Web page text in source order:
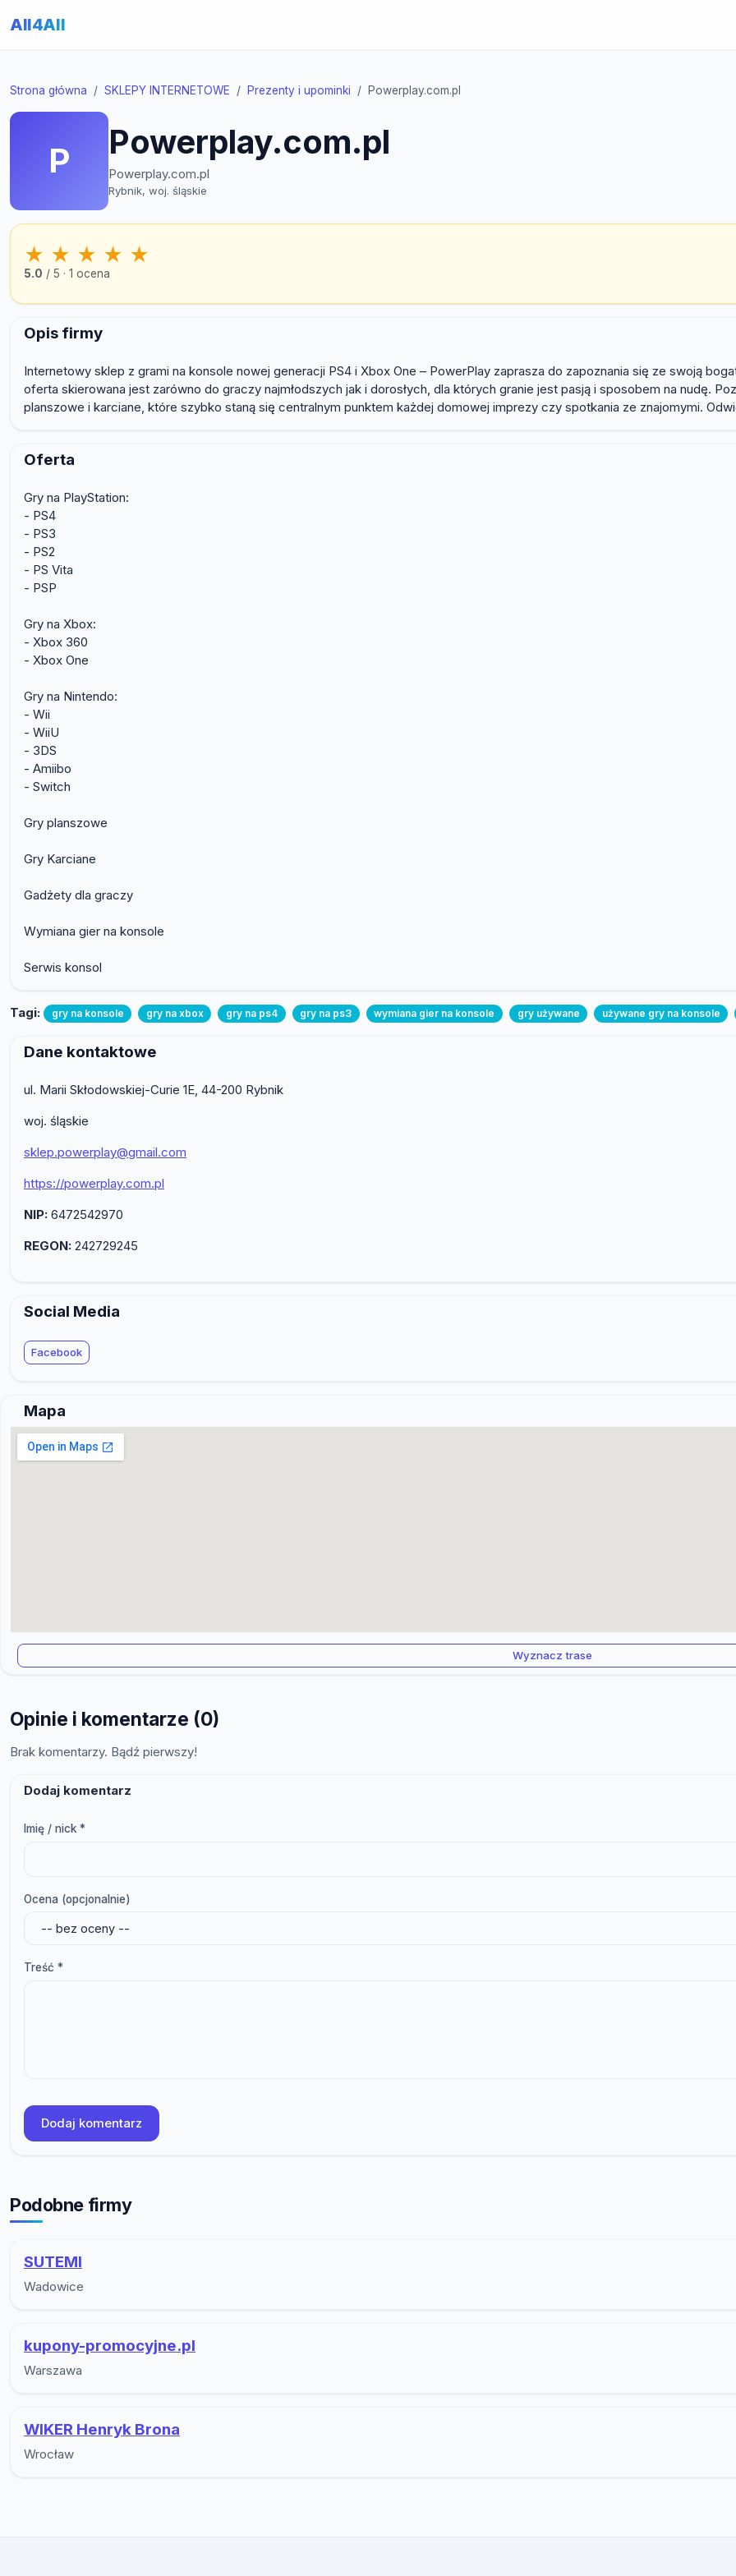
All4All
Strona główna SKLEPY INTERNETOWE Prezenty i upominki Powerplay.com.pl
P Powerplay.com.pl
Powerplay.com.pl
Rybnik, woj. śląskie
★ ★ ★ ★ ★
5.0 / 5 · 1 ocena
Opis firmy
Internetowy sklep z grami na konsole nowej generacji PS4 i Xbox One – PowerPlay zaprasza do zapoznania się ze swoją
oferta skierowana jest zarówno do graczy najmłodszych jak i dorosłych, dla których granie jest pasją i sposobem na nudę.
planszowe i karciane, które szybko staną się centralnym punktem każdej domowej imprezy czy spotkania ze znajomymi.
Oferta
Gry na PlayStation:
- PS4
- PS3
- PS2
- PS Vita
- PSP
Gry na Xbox:
- Xbox 360
- Xbox One
Gry na Nintendo:
- Wii
- WiiU
- 3DS
- Amiibo
- Switch
Gry planszowe
Gry Karciane
Gadżety dla graczy
Wymiana gier na konsole
Serwis konsol
Tagi: gry na konsole gry na xbox gry na ps4 gry na ps3 wymiana gier na konsole gry używane używane gry na konsole
Dane kontaktowe
ul. Marii Skłodowskiej-Curie 1E, 44-200 Rybnik
woj. śląskie
sklep.powerplay@gmail.com
https://powerplay.com.pl
NIP: 6472542970
REGON: 242729245
Social Media
Facebook
Mapa
Wyznacz trase
Opinie i komentarze (0)
Brak komentarzy. Bądź pierwszy!
Dodaj komentarz
Imię / nick *
Ocena (opcjonalnie)
Treść *
Dodaj komentarz
Podobne firmy
SUTEMI
Wadowice
kupony-promocyjne.pl
Warszawa
WIKER Henryk Brona
Wrocław